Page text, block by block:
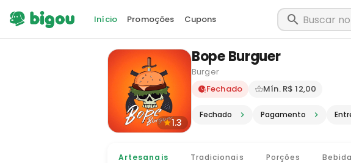
Início Promoções Cupons
1.3
Bope Burguer
Burger
Delivery em Barroso
Fechado Mín. R$ 12,00
Fechado Pagamento
Artesanais Tradicionais Porções